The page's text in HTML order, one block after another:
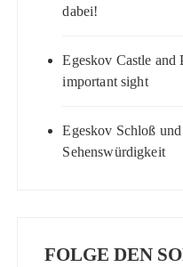
dabei!
Egeskov Castle and
important sight
Egeskov Schloß
Sehenswürdigkeit
FOLGE DEN